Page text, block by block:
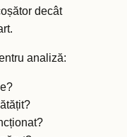
decât
analiză: